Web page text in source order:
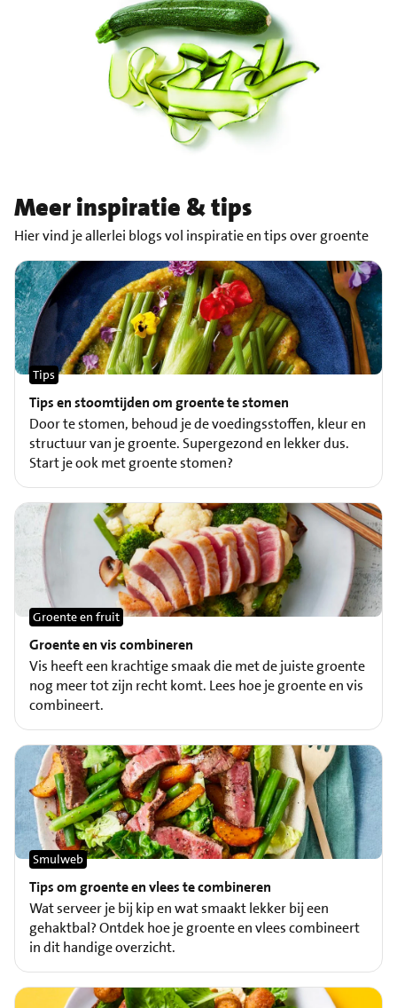
Meer inspiratie & tips
Hier vind je allerlei blogs vol inspiratie en tips over groente
Tips en stoomtijden om groente te stomen
Tips
Door te stomen, behoud je de voedingsstoffen, kleur en
structuur van je groente. Supergezond en lekker dus.
Start je ook met groente stomen?
Groente en vis combineren
Groente en fruit
Vis heeft een krachtige smaak die met de juiste groente
nog meer tot zijn recht komt. Lees hoe je groente en vis
combineert.
Tips om groente en vlees te combineren
Smulweb
Wat serveer je bij kip en wat smaakt lekker bij een
gehaktbal? Ontdek hoe je groente en vlees combineert
in dit handige overzicht.